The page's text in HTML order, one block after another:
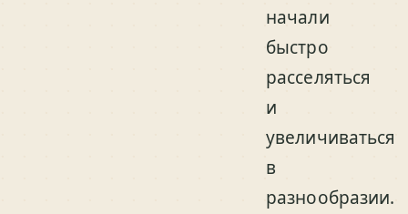
начали
быстро
расселяться
и
увеличиваться
в
разнообразии.